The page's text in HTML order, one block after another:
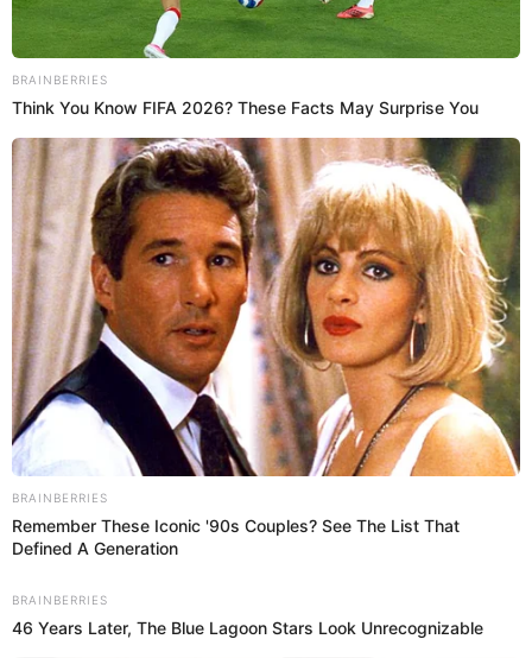
04 Ago 2022 | 22:21 h
¿Qué estaba haciendo? Christian Cueva capta
curiosa escena de Alex Valera en mueble: “Tas’
sabroso”